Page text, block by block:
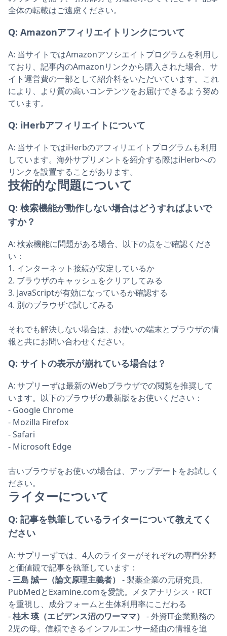
全体の転載はご遠慮ください。
Q: Amazonアフィリエイトリンクについて
A: 当サイトではAmazonアソシエイトプログラムを利用し
ており、記事内のAmazonリンクから購入された場合、サ
イト運営費の一部として紹介料をいただいています。これ
により、より質の高いコンテンツをお届けできるよう努め
ています。
Q: iHerbアフィリエイトについて
A: 当サイトではiHerbのアフィリエイトプログラムも利用
しています。海外サプリメントを紹介する際はiHerbへの
リンクを設置することがあります。
技術的な問題について
Q: 検索機能が動作しない場合はどうすればよいで
すか？
A: 検索機能に問題がある場合、以下の点をご確認くださ
い：
1. インターネット接続が安定しているか
2. ブラウザのキャッシュをクリアしてみる
3. JavaScriptが有効になっているか確認する
4. 別のブラウザで試してみる
それでも解決しない場合は、お使いの端末とブラウザの情
報と共にお問い合わせください。
Q: サイトの表示が崩れている場合は？
A: サプリーずは最新のWebブラウザでの閲覧を推奨して
います。以下のブラウザの最新版をお使いください：
- Google Chrome
- Mozilla Firefox
- Safari
- Microsoft Edge
古いブラウザをお使いの場合は、アップデートをお試しく
ださい。
ライターについて
Q: 記事を執筆しているライターについて教えてく
ださい
A: サプリーずでは、4人のライターがそれぞれの専門分野
と価値観で記事を執筆しています：
-三島 誠一（論文原理主義者） - 製薬企業の元研究員、
PubMedとExamine.comを愛読。メタアナリシス・RCT
を重視し、成分フォームと生体利用率にこだわる
-桂木 瑛（エビデンス沼のワーママ） - 外資IT企業勤務の
2児の母。信頼できるインフルエンサー経由の情報を追